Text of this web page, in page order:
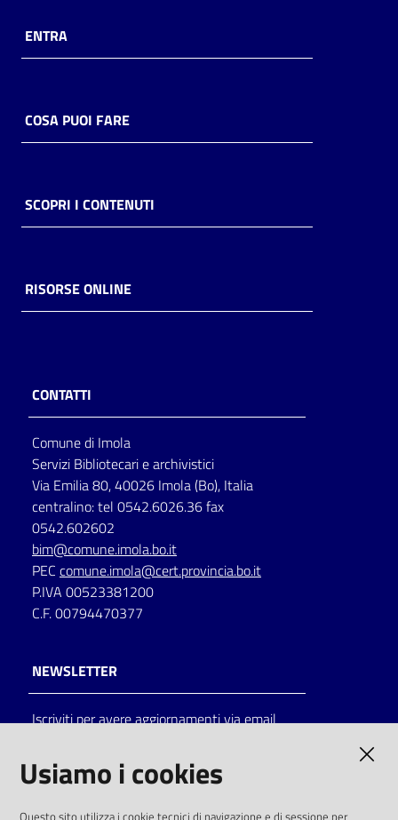
ENTRA
COSA PUOI FARE
SCOPRI I CONTENUTI
RISORSE ONLINE
CONTATTI
Comune di Imola
Servizi Bibliotecari e archivistici
Via Emilia 80, 40026 Imola (Bo), Italia
centralino: tel 0542.6026.36 fax
0542.602602
bim@comune.imola.bo.it
PEC comune.imola@cert.provincia.bo.it
P.IVA 00523381200
C.F. 00794470377
NEWSLETTER
Iscriviti per avere aggiornamenti via email
Usiamo i cookies
Questo sito utilizza i cookie tecnici di navigazione e di sessione per